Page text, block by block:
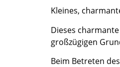
Kleines,
Dieses
großzügigen
Beim Betreten